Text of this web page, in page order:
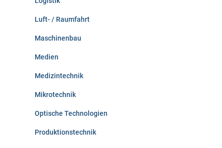
Luft- / Raumfahrt
Maschinenbau
Medien
Medizintechnik
Mikrotechnik
Optische Technologien
Produktionstechnik